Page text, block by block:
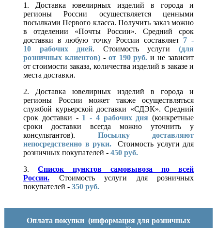
1. Доставка ювелирных изделий в города и
регионы России осуществляется ценными
посылками Первого класса. Получить заказ можно
в отделении «Почты России». Средний срок
доставки в любую точку России составляет 7 -
10 рабочих дней. Стоимость услуги(для
розничных клиентов)- от 190 руб. и не зависит
от стоимости заказа, количества изделий в заказе и
места доставки.
2. Доставка ювелирных изделий в города и
регионы России может также осуществляться
службой курьерской доставки «СДЭК». Средний
срок доставки - 1 - 4 рабочих дня (конкретные
сроки доставки всегда можно уточнить у
консультантов). Посылку доставляют
непосредственно в руки.
Стоимость услуги для
розничных покупателей - 450 руб.
3. Список пунктов самовывоза по всей
России.
Стоимость услуги для розничных
покупателей - 350 руб.
Оплата покупки (информация для розничных